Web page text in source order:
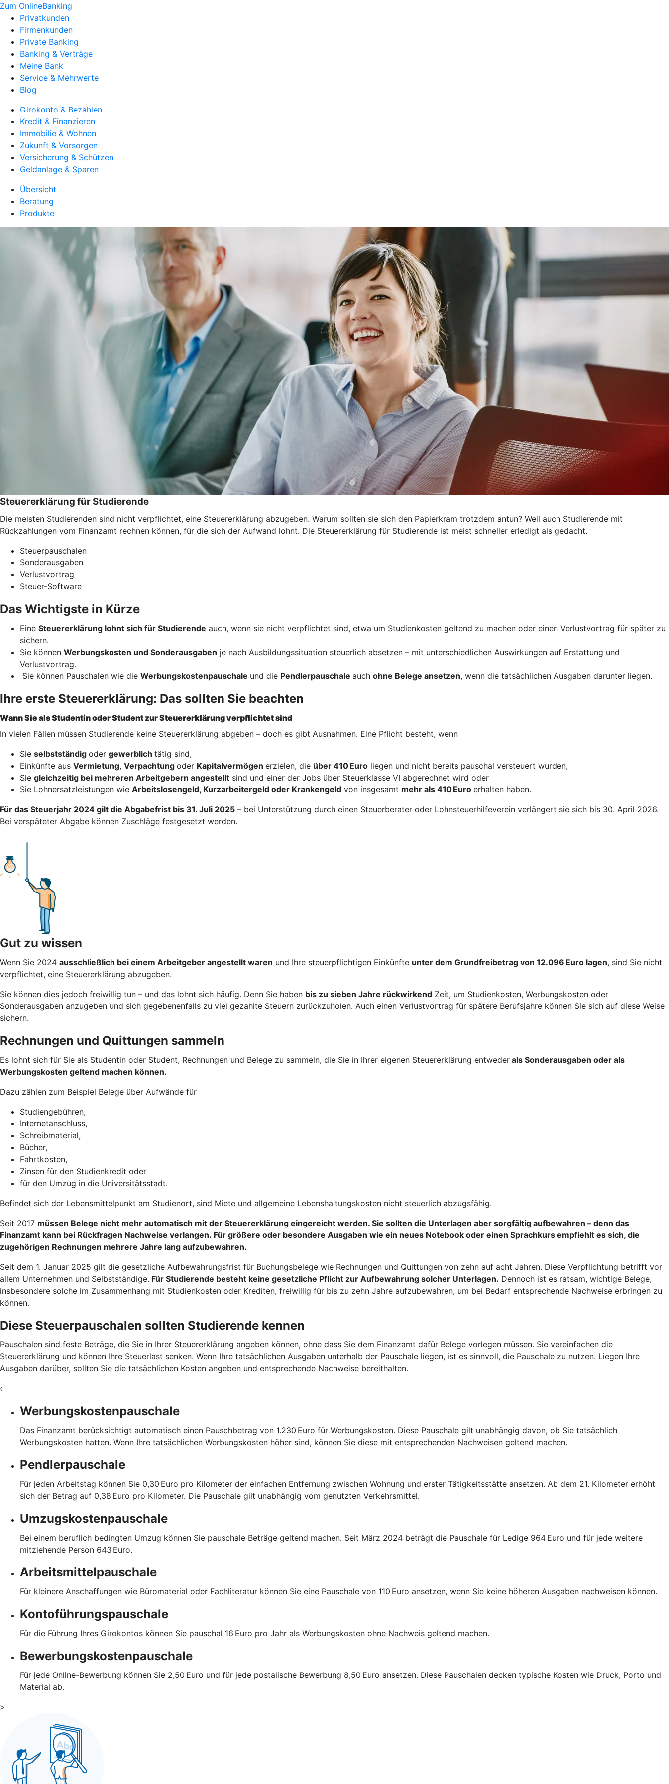
Zum OnlineBanking
Privatkunden
Firmenkunden
Private Banking
Banking & Verträge
Meine Bank
Service & Mehrwerte
Blog
Girokonto & Bezahlen
Kredit & Finanzieren
Immobilie & Wohnen
Zukunft & Vorsorgen
Versicherung & Schützen
Geldanlage & Sparen
Übersicht
Beratung
Produkte
Steuererklärung für Studierende
Die meisten Studierenden sind nicht verpflichtet, eine Steuererklärung abzugeben. Warum sollten sie sich den Papierkram trotzdem antun? Weil auch Studierende mit
Rückzahlungen vom Finanzamt rechnen können, für die sich der Aufwand lohnt. Die Steuererklärung für Studierende ist meist schneller erledigt als gedacht.
Steuerpauschalen
Sonderausgaben
Verlustvortrag
Steuer-Software
Das Wichtigste in Kürze
Eine Steuererklärung lohnt sich für Studierende auch, wenn sie nicht verpflichtet sind, etwa um Studienkosten geltend zu machen oder einen Verlustvortrag für später zu
sichern.
Sie können Werbungskosten und Sonderausgaben je nach Ausbildungssituation steuerlich absetzen – mit unterschiedlichen Auswirkungen auf Erstattung und
Verlustvortrag.
Sie können Pauschalen wie die Werbungskostenpauschale und die Pendlerpauschale auch ohne Belege ansetzen, wenn die tatsächlichen Ausgaben darunter liegen.
Ihre erste Steuererklärung: Das sollten Sie beachten
Wann Sie als Studentin oder Student zur Steuererklärung verpflichtet sind
In vielen Fällen müssen Studierende keine Steuererklärung abgeben – doch es gibt Ausnahmen. Eine Pflicht besteht, wenn
Sie selbstständig oder gewerblich tätig sind,
Einkünfte aus Vermietung, Verpachtung oder Kapitalvermögen erzielen, die über 410 Euro liegen und nicht bereits pauschal versteuert wurden,
Sie gleichzeitig bei mehreren Arbeitgebern angestellt sind und einer der Jobs über Steuerklasse VI abgerechnet wird oder
Sie Lohnersatzleistungen wie Arbeitslosengeld, Kurzarbeitergeld oder Krankengeld von insgesamt mehr als 410 Euro erhalten haben.
Für das Steuerjahr 2024 gilt die Abgabefrist bis 31. Juli 2025 – bei Unterstützung durch einen Steuerberater oder Lohnsteuerhilfeverein verlängert sie sich bis 30. April 2026.
Bei verspäteter Abgabe können Zuschläge festgesetzt werden.
Gut zu wissen
Wenn Sie 2024 ausschließlich bei einem Arbeitgeber angestellt waren und Ihre steuerpflichtigen Einkünfte unter dem Grundfreibetrag von 12.096 Euro lagen, sind Sie nicht
verpflichtet, eine Steuererklärung abzugeben.
Sie können dies jedoch freiwillig tun – und das lohnt sich häufig. Denn Sie haben bis zu sieben Jahre rückwirkend Zeit, um Studienkosten, Werbungskosten oder
Sonderausgaben anzugeben und sich gegebenenfalls zu viel gezahlte Steuern zurückzuholen. Auch einen Verlustvortrag für spätere Berufsjahre können Sie sich auf diese Weise
sichern.
Rechnungen und Quittungen sammeln
Es lohnt sich für Sie als Studentin oder Student, Rechnungen und Belege zu sammeln, die Sie in Ihrer eigenen Steuererklärung entweder als Sonderausgaben oder als
Werbungskosten geltend machen können.
Dazu zählen zum Beispiel Belege über Aufwände für
Studiengebühren,
Internetanschluss,
Schreibmaterial,
Bücher,
Fahrtkosten,
Zinsen für den Studienkredit oder
für den Umzug in die Universitätsstadt.
Befindet sich der Lebensmittelpunkt am Studienort, sind Miete und allgemeine Lebenshaltungskosten nicht steuerlich abzugsfähig.
Seit 2017 müssen Belege nicht mehr automatisch mit der Steuererklärung eingereicht werden. Sie sollten die Unterlagen aber sorgfältig aufbewahren – denn das
Finanzamt kann bei Rückfragen Nachweise verlangen. Für größere oder besondere Ausgaben wie ein neues Notebook oder einen Sprachkurs empfiehlt es sich, die
zugehörigen Rechnungen mehrere Jahre lang aufzubewahren.
Seit dem 1. Januar 2025 gilt die gesetzliche Aufbewahrungsfrist für Buchungsbelege wie Rechnungen und Quittungen von zehn auf acht Jahren. Diese Verpflichtung betrifft vor
allem Unternehmen und Selbstständige. Für Studierende besteht keine gesetzliche Pflicht zur Aufbewahrung solcher Unterlagen. Dennoch ist es ratsam, wichtige Belege,
insbesondere solche im Zusammenhang mit Studienkosten oder Krediten, freiwillig für bis zu zehn Jahre aufzubewahren, um bei Bedarf entsprechende Nachweise erbringen zu
können.
Diese Steuerpauschalen sollten Studierende kennen
Pauschalen sind feste Beträge, die Sie in Ihrer Steuererklärung angeben können, ohne dass Sie dem Finanzamt dafür Belege vorlegen müssen. Sie vereinfachen die
Steuererklärung und können Ihre Steuerlast senken. Wenn Ihre tatsächlichen Ausgaben unterhalb der Pauschale liegen, ist es sinnvoll, die Pauschale zu nutzen. Liegen Ihre
Ausgaben darüber, sollten Sie die tatsächlichen Kosten angeben und entsprechende Nachweise bereithalten.
‹
Werbungskostenpauschale
Das Finanzamt berücksichtigt automatisch einen Pauschbetrag von 1.230 Euro für Werbungskosten. Diese Pauschale gilt unabhängig davon, ob Sie tatsächlich
Werbungskosten hatten. Wenn Ihre tatsächlichen Werbungskosten höher sind, können Sie diese mit entsprechenden Nachweisen geltend machen.
Pendlerpauschale
Für jeden Arbeitstag können Sie 0,30 Euro pro Kilometer der einfachen Entfernung zwischen Wohnung und erster Tätigkeitsstätte ansetzen. Ab dem 21. Kilometer erhöht
sich der Betrag auf 0,38 Euro pro Kilometer. Die Pauschale gilt unabhängig vom genutzten Verkehrsmittel.
Umzugskostenpauschale
Bei einem beruflich bedingten Umzug können Sie pauschale Beträge geltend machen. Seit März 2024 beträgt die Pauschale für Ledige 964 Euro und für jede weitere
mitziehende Person 643 Euro.
Arbeitsmittelpauschale
Für kleinere Anschaffungen wie Büromaterial oder Fachliteratur können Sie eine Pauschale von 110 Euro ansetzen, wenn Sie keine höheren Ausgaben nachweisen können.
Kontoführungspauschale
Für die Führung Ihres Girokontos können Sie pauschal 16 Euro pro Jahr als Werbungskosten ohne Nachweis geltend machen.
Bewerbungskostenpauschale
Für jede Online-Bewerbung können Sie 2,50 Euro und für jede postalische Bewerbung 8,50 Euro ansetzen. Diese Pauschalen decken typische Kosten wie Druck, Porto und
Material ab.
>